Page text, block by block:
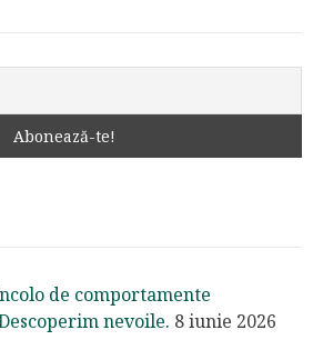
de comportamente
nevoile. 8 iunie 2026